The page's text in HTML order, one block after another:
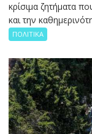
κρίσιμα ζητήματα
και την
ΠΟΛΙΤΙΚΑ